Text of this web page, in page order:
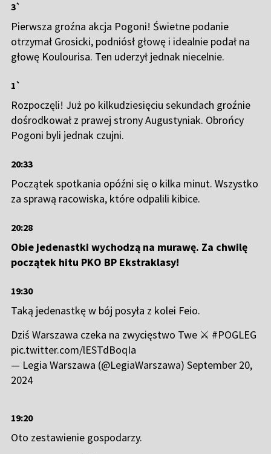
3`
Pierwsza groźna akcja Pogoni! Świetne podanie
otrzymał Grosicki, podniósł głowę i idealnie podał na
głowę Koulourisa. Ten uderzył jednak niecelnie.
1`
Rozpoczęli! Już po kilkudziesięciu sekundach groźnie
dośrodkował z prawej strony Augustyniak. Obrońcy
Pogoni byli jednak czujni.
20:33
Początek spotkania opóźni się o kilka minut. Wszystko
za sprawą racowiska, które odpalili kibice.
20:28
Obie jedenastki wychodzą na murawę. Za chwilę
początek hitu PKO BP Ekstraklasy!
19:30
Taką jedenastkę w bój posyła z kolei Feio.
Dziś Warszawa czeka na zwycięstwo Twe ⚔️ #POGLEG
pic.twitter.com/lESTdBoqIa
— Legia Warszawa (@LegiaWarszawa)September 20,
2024
19:20
Oto zestawienie gospodarzy.